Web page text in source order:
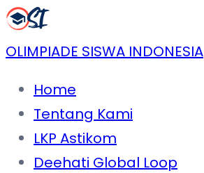
Lewati
OLIMPIADE SISWA INDONESIA
Home
Tentang Kami
LKP Astikom
Deehati Global Loop